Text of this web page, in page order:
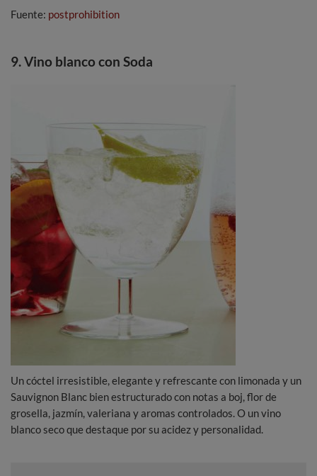
Fuente: postprohibition
9. Vino blanco con Soda
Un cóctel irresistible, elegante y refrescante con limonada y un
Sauvignon Blanc bien estructurado con notas a boj, flor de
grosella, jazmín, valeriana y aromas controlados. O un vino
blanco seco que destaque por su acidez y personalidad.